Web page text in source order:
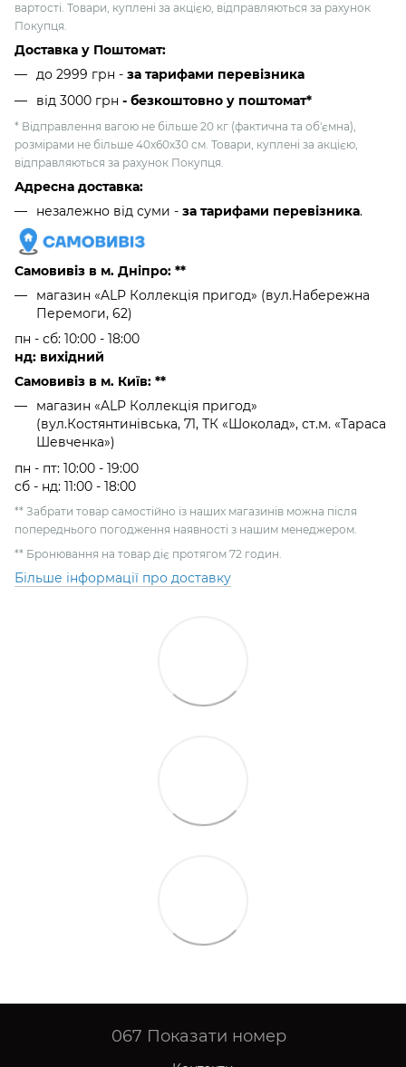
вартості. Товари, куплені за акцією, відправляються за рахунок
Покупця.
Доставка у Поштомат:
до 2999 грн - за тарифами перевізника
від 3000 грн - безкоштовно у поштомат*
* Відправлення вагою не більше 20 кг (фактична та об'ємна),
розмірами не більше 40х60х30 см. Товари, куплені за акцією,
відправляються за рахунок Покупця.
Адресна доставка:
незалежно від суми - за тарифами перевізника.
Самовивіз в м. Дніпро: **
магазин «ALP Коллекція пригод» (вул.Набережна
Перемоги, 62)
пн - сб: 10:00 - 18:00
нд: вихідний
Самовивіз в м. Київ: **
магазин «ALP Коллекція пригод»
(вул.Костянтинівська, 71, ТК «Шоколад», ст.м. «Тараса
Шевченка»)
пн - пт: 10:00 - 19:00
сб - нд: 11:00 - 18:00
** Забрати товар самостійно із наших магазинів можна після
попереднього погодження наявності з нашим менеджером.
** Бронювання на товар діє протягом 72 годин.
Більше інформації про доставку
067 Показати номер